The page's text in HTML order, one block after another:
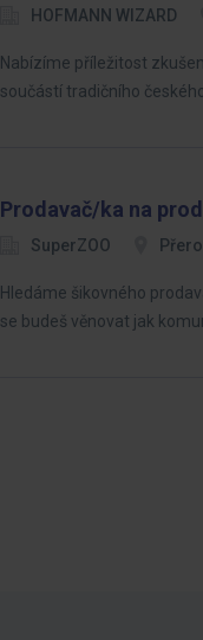
HOFMANN WIZARD
Nabízíme příležitost
součástí tradičního
Prodavač/ka na
SuperZOO
Hledáme šikovného
se budeš věnovat jak